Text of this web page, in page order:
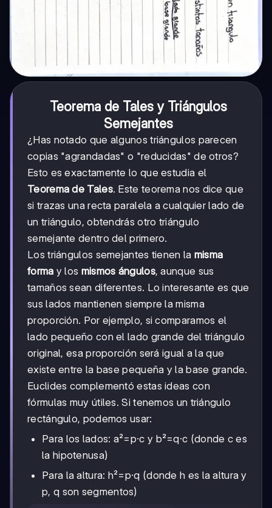
Teorema de Tales y Triángulos
Semejantes
¿Has notado que algunos triángulos parecen
copias "agrandadas" o "reducidas" de otros?
Esto es exactamente lo que estudia el
Teorema de Tales. Este teorema nos dice que
si trazas una recta paralela a cualquier lado de
un triángulo, obtendrás otro triángulo
semejante dentro del primero.
Los triángulos semejantes tienen la misma
forma y los mismos ángulos, aunque sus
tamaños sean diferentes. Lo interesante es que
sus lados mantienen siempre la misma
proporción. Por ejemplo, si comparamos el
lado pequeño con el lado grande del triángulo
original, esa proporción será igual a la que
existe entre la base pequeña y la base grande.
Euclides complementó estas ideas con
fórmulas muy útiles. Si tenemos un triángulo
rectángulo, podemos usar:
Para los lados: a²=p·c y b²=q·c (donde c es
la hipotenusa)
Para la altura: h²=p·q (donde h es la altura y
p, q son segmentos)